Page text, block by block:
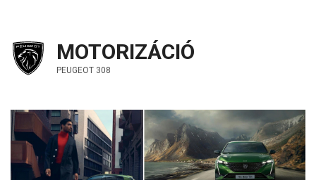
MOTORIZÁCIÓ
PEUGEOT 308